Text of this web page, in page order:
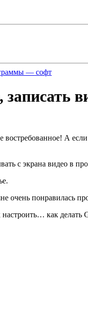
— софт
А
с экрана видео в
очень понравилась
как